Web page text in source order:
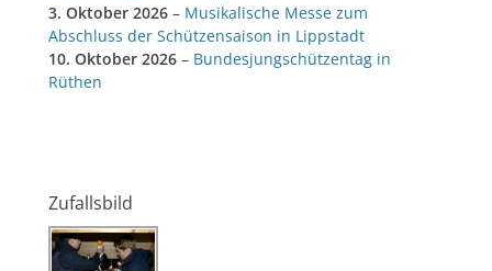
3. Oktober 2026 – Musikalische Messe zum
Abschluss der Schützensaison in Lippstadt
10. Oktober 2026 – Bundesjungschützentag in
Rüthen
Zufallsbild